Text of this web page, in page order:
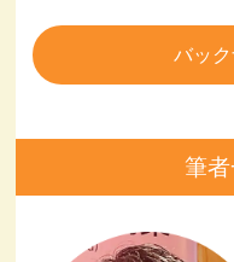
バッ
筆